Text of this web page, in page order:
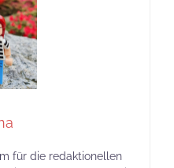
für die redaktionellen